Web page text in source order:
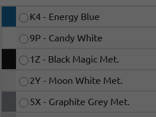
K4 - Energy Blue
9P - Candy White
1Z - Black Magic Met.
2Y - Moon White Met.
5X - Graphite Grey Met.